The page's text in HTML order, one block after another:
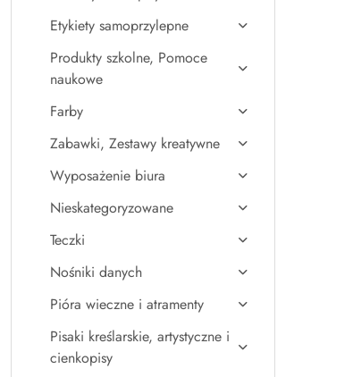
Etykiety samoprzylepne
Produkty szkolne, Pomoce
naukowe
Farby
Zabawki, Zestawy kreatywne
Wyposażenie biura
Nieskategoryzowane
Teczki
Nośniki danych
Pióra wieczne i atramenty
Pisaki kreślarskie, artystyczne i
cienkopisy